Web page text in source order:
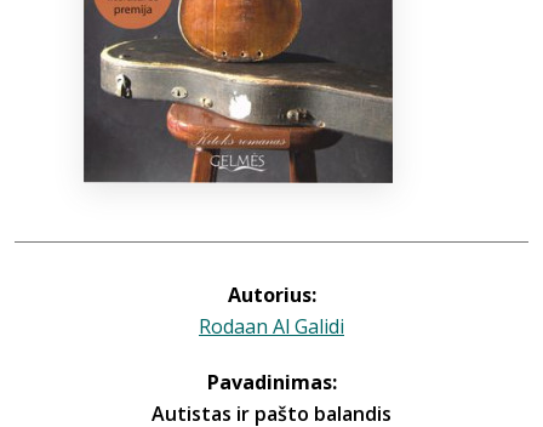
Autorius:
Rodaan Al Galidi
Pavadinimas:
Autistas ir pašto balandis